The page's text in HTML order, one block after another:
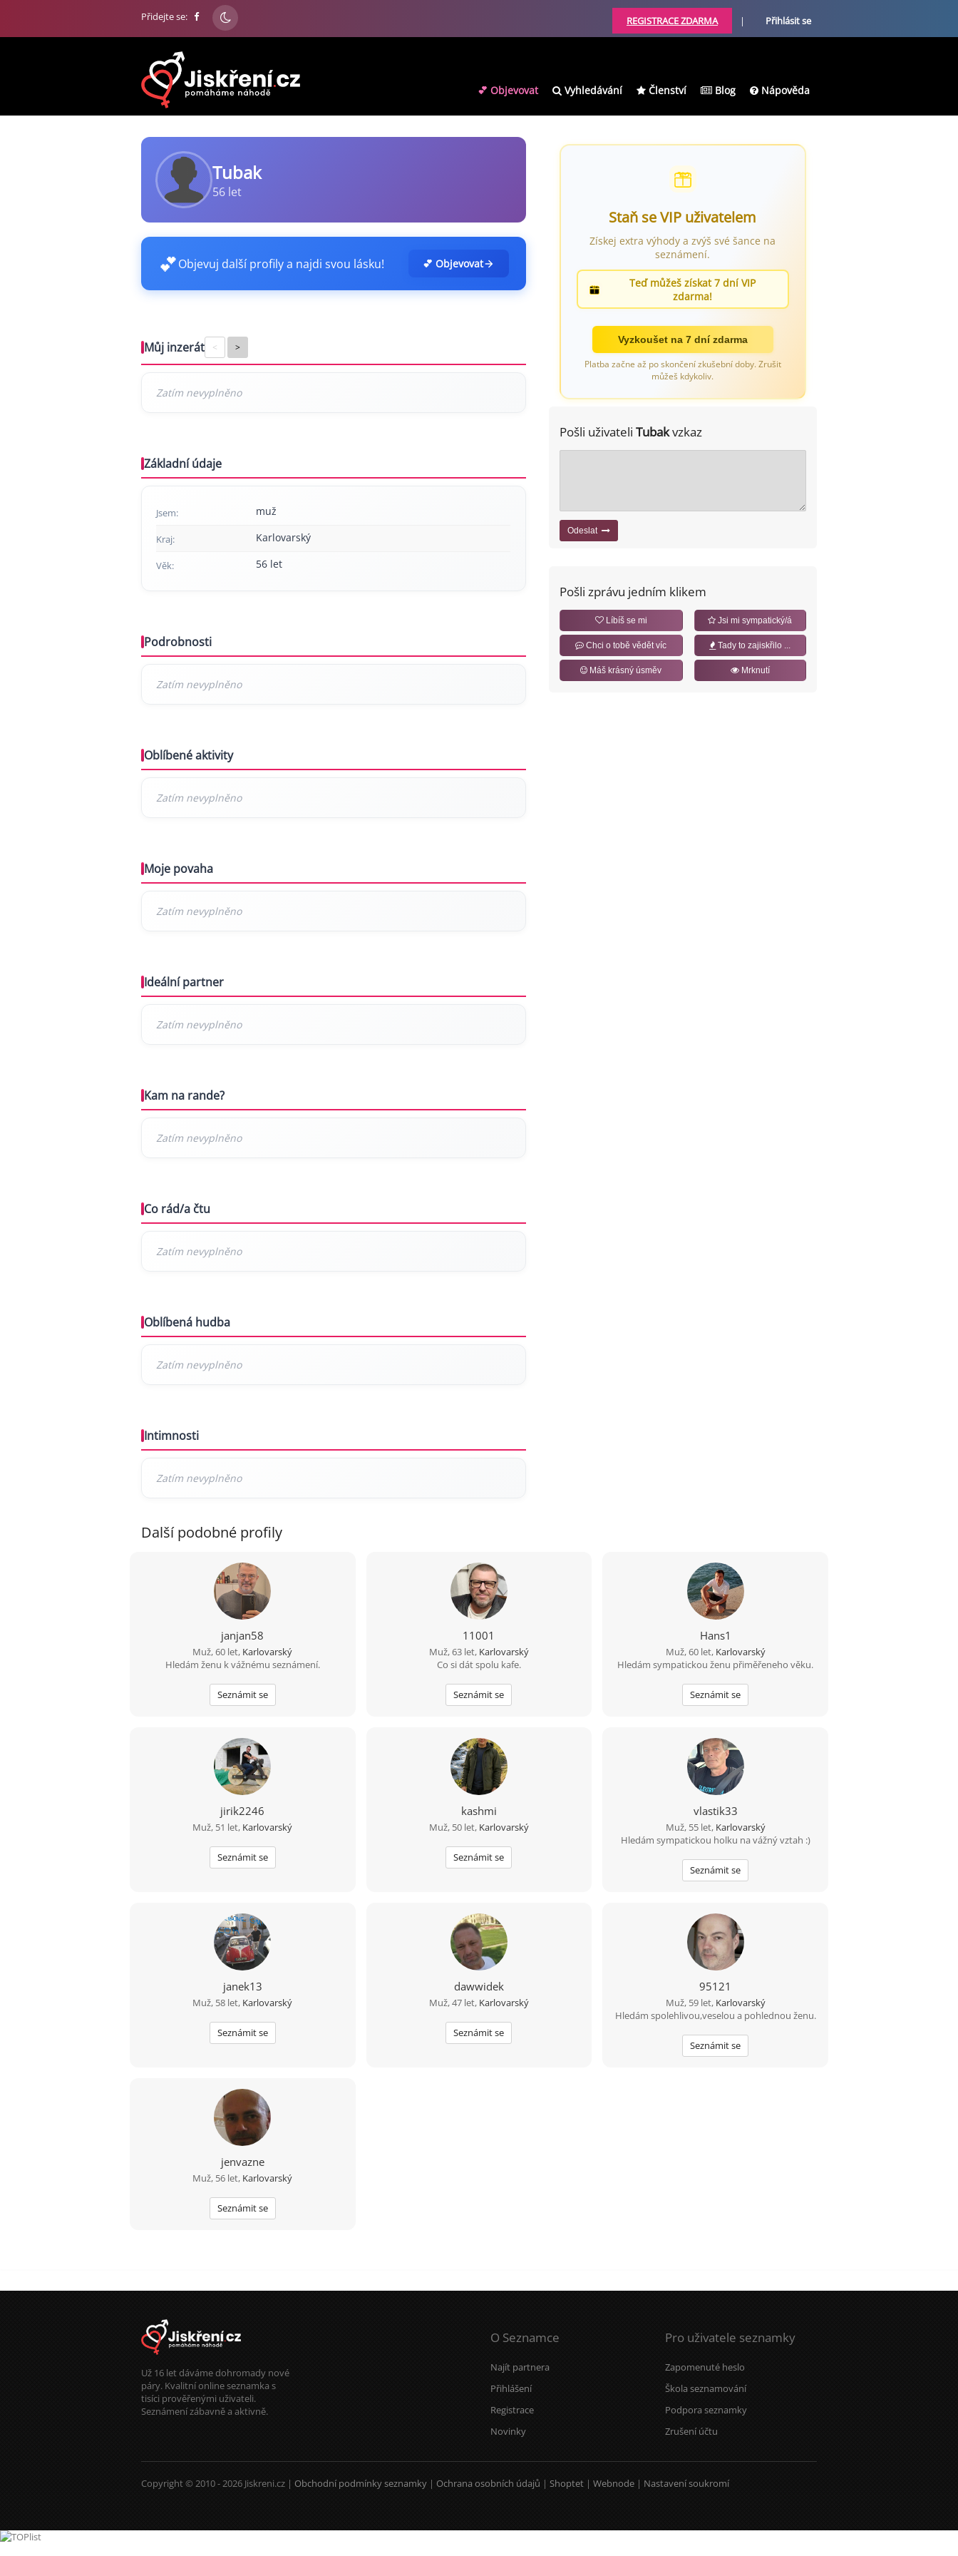
Přidejte se: REGISTRACE ZDARMA | Přihlásit se
💕 Objevovat Vyhledávání Členství Blog Nápověda
Tubak
56 let
💕Objevuj další profily a najdi svou lásku! 💕 Objevovat
Můj inzerát < >
Základní údaje
Jsem: muž
Kraj: Karlovarský
Věk: 56 let
Podrobnosti
Oblíbené aktivity
Moje povaha
Ideální partner
Kam na rande?
Co rád/a čtu
Oblíbená hudba
Intimnosti
Staň se VIP uživatelem
Získej extra výhody a zvýš své šance na
seznámení.
Teď můžeš získat 7 dní VIP
zdarma!
Vyzkoušet na 7 dní zdarma
Platba začne až po skončení zkušební doby. Zrušit
můžeš kdykoliv.
Pošli uživateli Tubakvzkaz
Odeslat
Pošli zprávu jedním klikem
Líbíš se mi Jsi mi sympatický/á
Chci o tobě vědět víc Tady to zajiskřilo ...
Máš krásný úsměv Mrknutí
Další podobné profily
janjan58
Muž, 60 let, Karlovarský
Hledám ženu k vážnému seznámení.
Seznámit se
11001
Muž, 63 let, Karlovarský
Co si dát spolu kafe.
Seznámit se
Hans1
Muž, 60 let, Karlovarský
Hledám sympatickou ženu přiměřeneho věku.
Seznámit se
jirik2246
Muž, 51 let, Karlovarský
Seznámit se
kashmi
Muž, 50 let, Karlovarský
Seznámit se
vlastik33
Muž, 55 let, Karlovarský
Hledám sympatickou holku na vážný vztah :)
Seznámit se
janek13
Muž, 58 let, Karlovarský
Seznámit se
dawwidek
Muž, 47 let, Karlovarský
Seznámit se
95121
Muž, 59 let, Karlovarský
Hledám spolehlivou,veselou a pohlednou ženu.
Seznámit se
jenvazne
Muž, 56 let, Karlovarský
Seznámit se
Už 16 let dáváme dohromady nové
páry. Kvalitní online seznamka s
tisíci prověřenými uživateli.
Seznámení zábavně a aktivně.
O Seznamce
Najít partnera
Přihlášení
Registrace
Novinky
Pro uživatele seznamky
Zapomenuté heslo
Škola seznamování
Podpora seznamky
Zrušení účtu
Copyright © 2010 - 2026 Jiskreni.cz | Obchodní podmínky seznamky | Ochrana osobních údajů | Shoptet | Webnode | Nastavení soukromí